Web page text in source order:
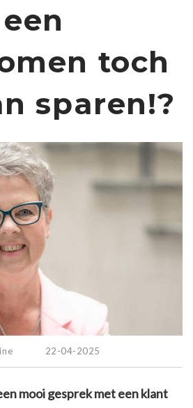
toch
sparen!?
22-04-2025
mooi gesprek met een klant